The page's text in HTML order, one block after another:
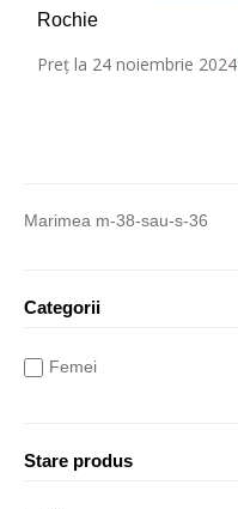
Categorii
Femei
Stare produs
Rochie
Preț la 24 noiembrie 2024
Marimea m-38-sau-s-36